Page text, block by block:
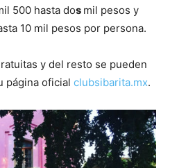
500 hasta dos mil pesos y
10 mil pesos por persona.
y del resto se pueden
página oficial clubsibarita.mx.